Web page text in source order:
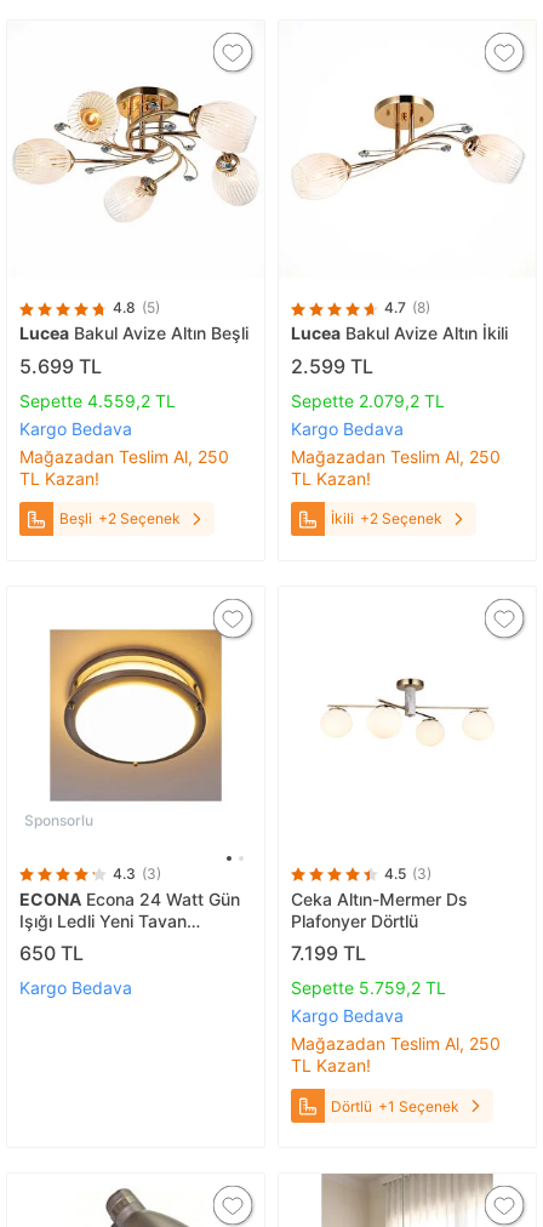
4.8 (5)
Lucea Bakul Avize Altın Beşli
5.699 TL
Sepette 4.559,2 TL
Kargo Bedava
Mağazadan Teslim Al, 250
TL Kazan!
Beşli +2 Seçenek
4.7 (8)
Lucea Bakul Avize Altın İkili
2.599 TL
Sepette 2.079,2 TL
Kargo Bedava
Mağazadan Teslim Al, 250
TL Kazan!
İkili +2 Seçenek
Sponsorlu
4.3 (3)
ECONA Econa 24 Watt Gün
Işığı Ledli Yeni Tavan
Armatürü, Balkon, Saçak Altı
Armatür, Banyo Nemli Alan
Armatürü
650 TL
Kargo Bedava
4.5 (3)
Ceka Altın-Mermer Ds
Plafonyer Dörtlü
7.199 TL
Sepette 5.759,2 TL
Kargo Bedava
Mağazadan Teslim Al, 250
TL Kazan!
Dörtlü +1 Seçenek